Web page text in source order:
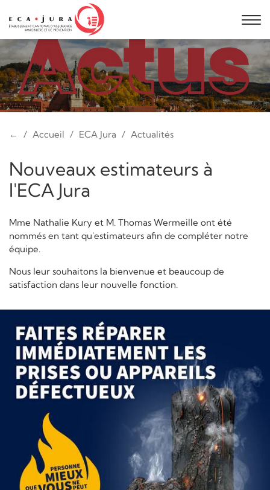
← Accueil ECA Jura Actualités
Nouveaux estimateurs à
l'ECA Jura
Mme Nathalie Kury et M. Thomas Wermeille ont été
nommés en tant qu'estimateurs afin de compléter notre
équipe.
Nous leur souhaitons la bienvenue et beaucoup de
satisfaction dans leur nouvelle fonction.